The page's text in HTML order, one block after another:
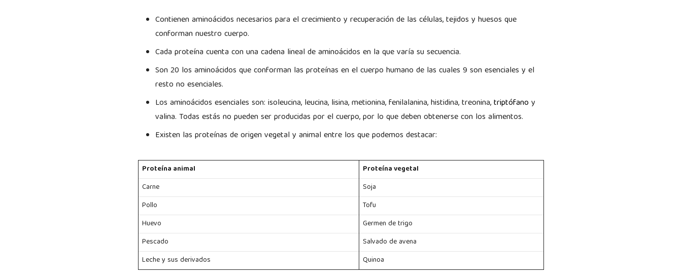
Contienen aminoácidos necesarios para el crecimiento y recuperación de las células, tejidos y huesos que
conforman nuestro cuerpo.
Cada proteína cuenta con una cadena lineal de aminoácidos en la que varía su secuencia.
Son 20 los aminoácidos que conforman las proteínas en el cuerpo humano de las cuales 9 son esenciales y el
resto no esenciales.
Los aminoácidos esenciales son: isoleucina, leucina, lisina, metionina, fenilalanina, histidina, treonina,triptófano y
valina. Todas estás no pueden ser producidas por el cuerpo, por lo que deben obtenerse con los alimentos.
Existen las proteínas de origen vegetal y animal entre los que podemos destacar:
Proteína animal
Proteína vegetal
Carne
Soja
Pollo
Tofu
Huevo
Germen de trigo
Pescado
Salvado de avena
Leche y sus derivados
Quinoa